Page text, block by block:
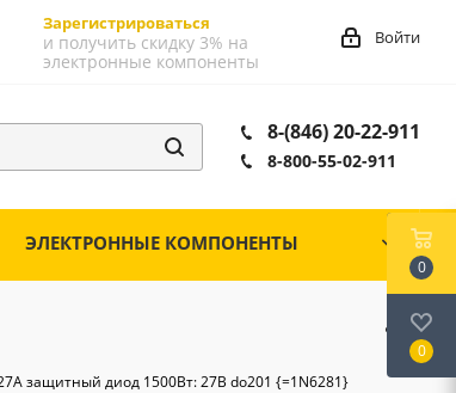
Зарегистрироваться
и получить скидку 3% на
электронные компоненты
Войти
8-(846) 20-22-911
8-800-55-02-911
ЭЛЕКТРОННЫЕ КОМПОНЕНТЫ
защитный диод 1500Вт: 27В do201 {=1N6281}
0
0